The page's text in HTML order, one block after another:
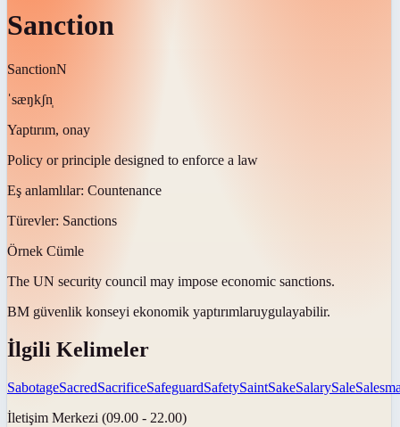
Sanction
SanctionN
ˈsæŋkʃn̩
Yaptırım, onay
Policy or principle designed to enforce a law
Eş anlamlılar: Countenance
Türevler: Sanctions
Örnek Cümle
The UN security council may impose economic sanctions.
BM güvenlik konseyi ekonomik yaptırımlaruygulayabilir.
İlgili Kelimeler
SabotageSacredSacrificeSafeguardSafetySaintSakeSalarySale
İletişim Merkezi (09.00 - 22.00)